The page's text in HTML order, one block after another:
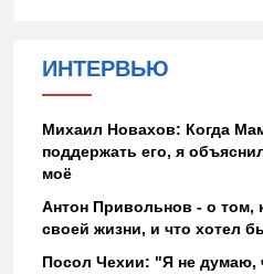
ИНТЕРВЬЮ
Михаил Новахов: Когда
поддержать его, я
моё
Антон Привольнов - о том,
своей жизни, и что хотел
Посол Чехии: "Я не думаю,